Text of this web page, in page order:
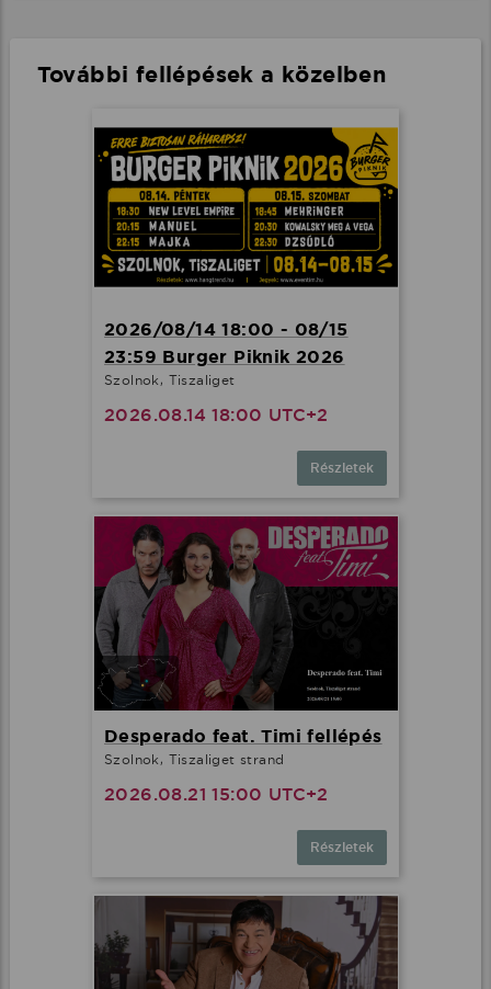
További fellépések a közelben
2026/08/14 18:00 - 08/15
23:59 Burger Piknik 2026
Szolnok, Tiszaliget
2026.08.14 18:00 UTC+2
Részletek
Desperado feat. Timi fellépés
Szolnok, Tiszaliget strand
2026.08.21 15:00 UTC+2
Részletek